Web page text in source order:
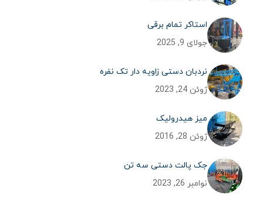
استاکر تمام برقی
جولای 9, 2025
نردبان دستی زاویه دار تک نفره
ژوئن 24, 2023
میز هیدرولیک
ژوئن 28, 2016
جک پالت دستی سه تن
نوامبر 26, 2023